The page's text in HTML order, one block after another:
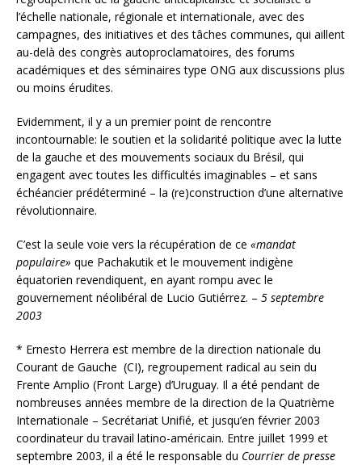
l’échelle nationale, régionale et internationale, avec des
campagnes, des initiatives et des tâches communes, qui aillent
au-delà des congrès autoproclamatoires, des forums
académiques et des séminaires type ONG aux discussions plus
ou moins érudites.
Evidemment, il y a un premier point de rencontre
incontournable: le soutien et la solidarité politique avec la lutte
de la gauche et des mouvements sociaux du Brésil, qui
engagent avec toutes les difficultés imaginables – et sans
échéancier prédéterminé – la (re)construction d’une alternative
révolutionnaire.
C’est la seule voie vers la récupération de ce «mandat
populaire» que Pachakutik et le mouvement indigène
équatorien revendiquent, en ayant rompu avec le
gouvernement néolibéral de Lucio Gutiérrez. – 5 septembre
2003
* Ernesto Herrera est membre de la direction nationale du
Courant de Gauche (CI), regroupement radical au sein du
Frente Amplio (Front Large) d’Uruguay. Il a été pendant de
nombreuses années membre de la direction de la Quatrième
Internationale – Secrétariat Unifié, et jusqu’en février 2003
coordinateur du travail latino-américain. Entre juillet 1999 et
septembre 2003, il a été le responsable du Courrier de presse